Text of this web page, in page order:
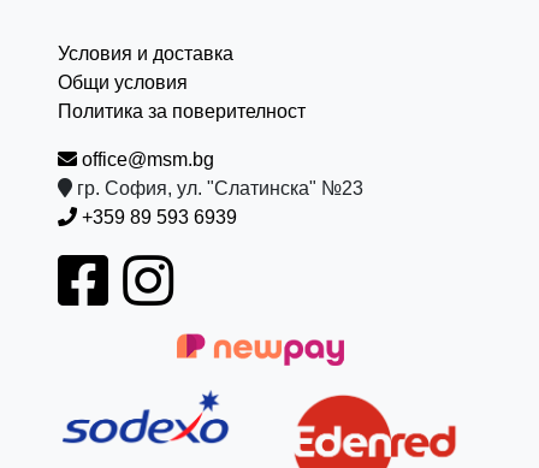
Условия и доставка
Общи условия
Политика за поверителност
office@msm.bg
гр. София, ул. "Слатинска" №23
+359 89 593 6939